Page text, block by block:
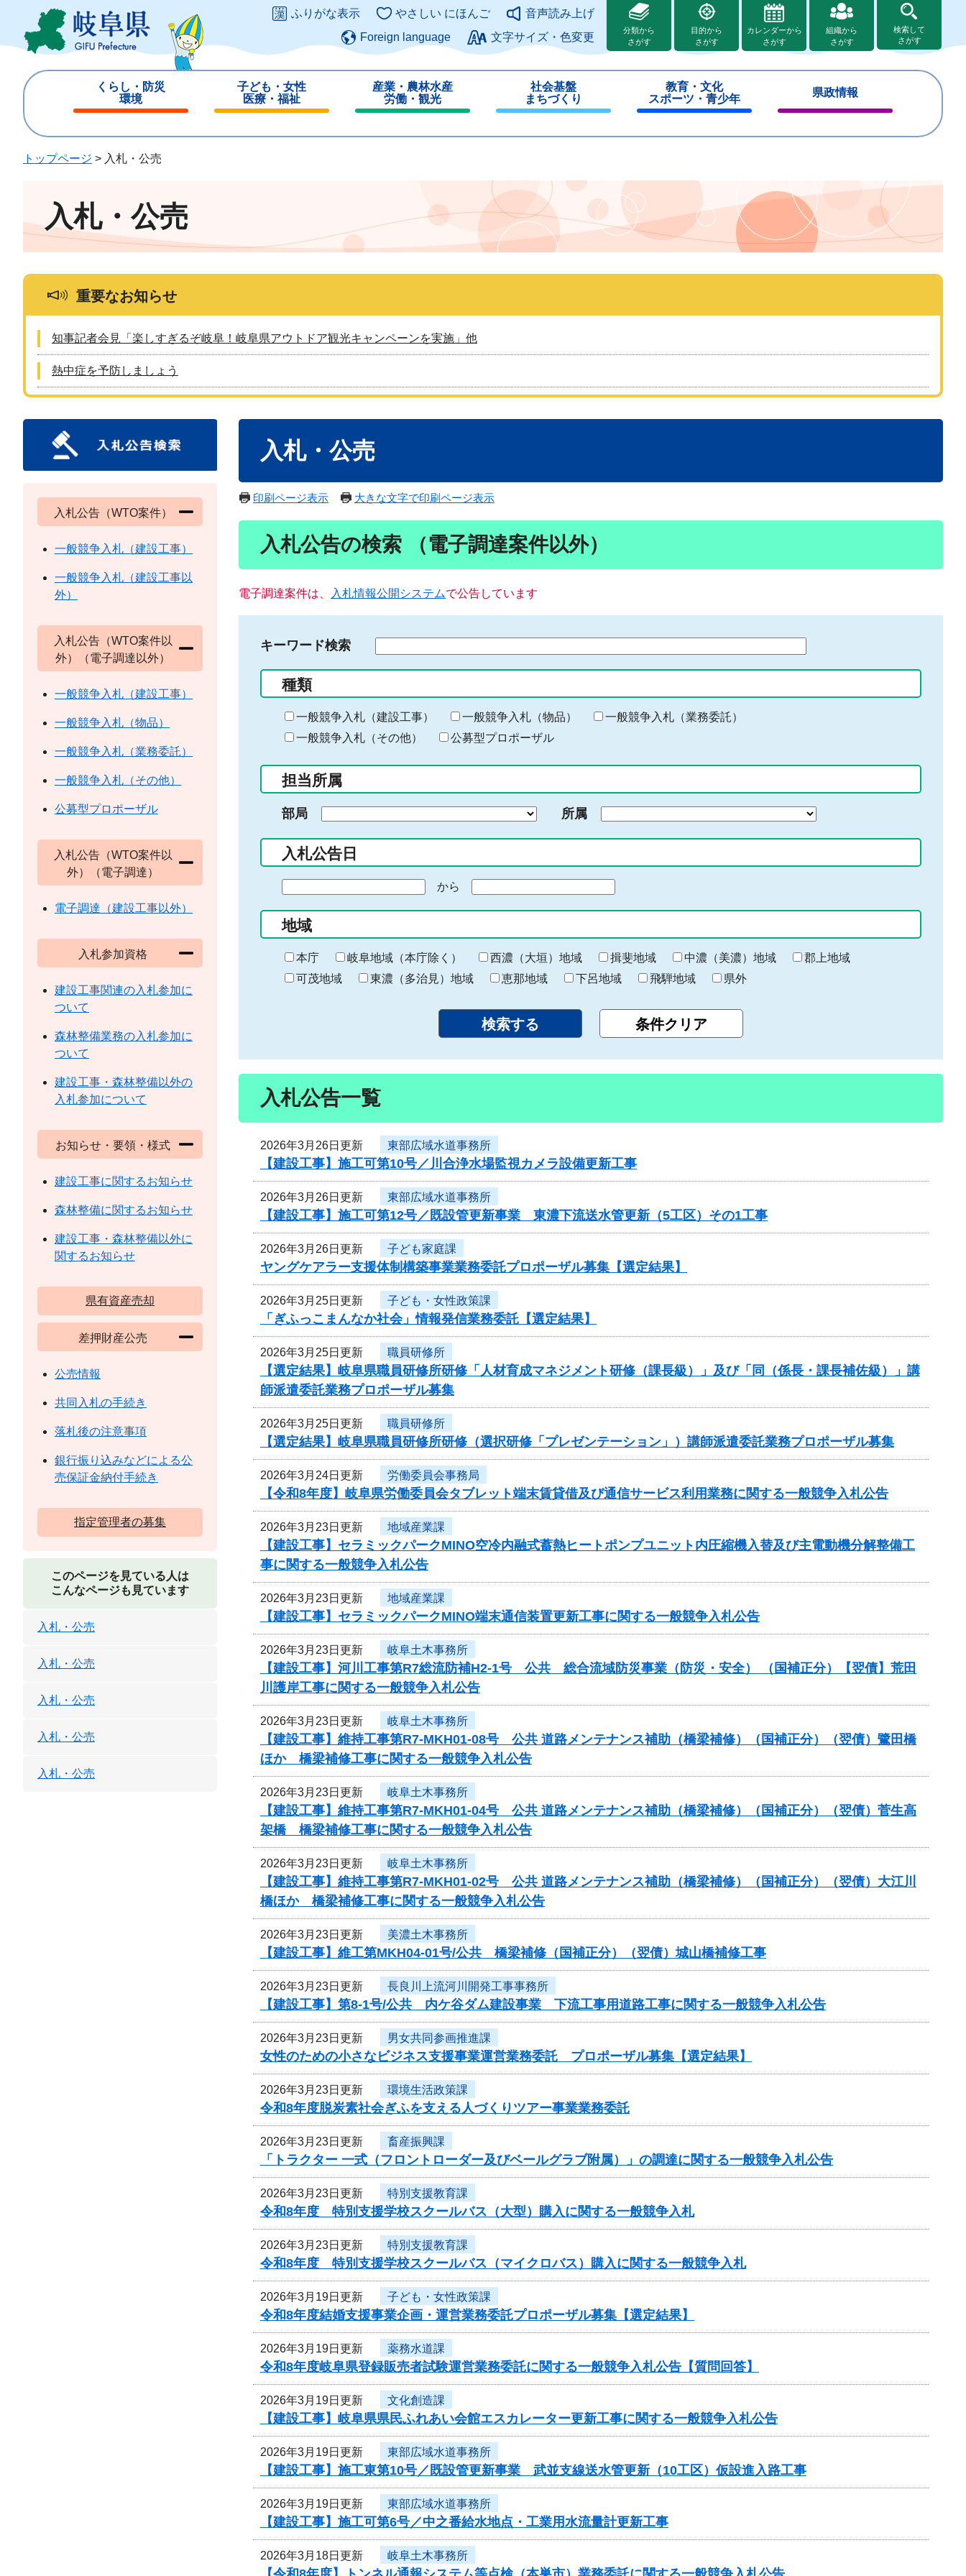
ジ
ュ
このページの本文へ
ふりがな表示 やさしい にほんご
音声読み上げ
Foreign language
文字サイズ・色変更
分類から
さがす
目的から
さがす
カレンダーから
さがす
組織から
さがす
検索して
さがす
くらし・防災
環境
じ
子ども・女性
医療・福祉
じ
産業・農林水産
労働・観光
じ
社会基盤
まちづくり
じ
教育・文化
スポーツ・青少年
じ
県政情報
じ
トップページ > 入札・公売
入札・公売
重要なお知らせ
知事記者会見「楽しすぎるぞ岐阜！岐阜県アウトドア観光キャンペーンを実施」他
熱中症を予防しましょう
入札・公売
印刷ページ表示 大きな文字で印刷ページ表示
入札公告の検索 （電子調達案件以外）
電子調達案件は、 入札情報公開システムで公告しています
キーワード検索
る
キ
ー
ー
入
力
種類
一般競争入札（建設工事） 一般競争入札（物品）
一般競争入札（業務委託）
一般競争入札（その他）
公募型プロポーザル
担当所属
部局 所属
入札公告日
の
始
ま
り
から
終
わ
り
地域
本庁 岐阜地域（本庁除く） 西濃（大垣）地域 揖斐地域 中濃（美濃）地域
郡上地域
可茂地域
東濃（多治見）地域 恵那地域 下呂地域 飛騨地域 県外
入札公告一覧
2026年3月26日更新 東部広域水道事務所
【建設工事】施工可第10号／川合浄水場監視カメラ設備更新工事
2026年3月26日更新 東部広域水道事務所
【建設工事】施工可第12号／既設管更新事業 東濃下流送水管更新（5工区）その1工事
2026年3月26日更新 子ども家庭課
ヤングケアラー支援体制構築事業業務委託プロポーザル募集【選定結果】
2026年3月25日更新 子ども・女性政策課
「ぎふっこまんなか社会」情報発信業務委託【選定結果】
2026年3月25日更新 職員研修所
【選定結果】岐阜県職員研修所研修「人材育成マネジメント研修（課長級）」及び「同（係長・課長補佐級）」講
師派遣委託業務プロポーザル募集
2026年3月25日更新 職員研修所
【選定結果】岐阜県職員研修所研修（選択研修「プレゼンテーション」）講師派遣委託業務プロポーザル募集
2026年3月24日更新 労働委員会事務局
【令和8年度】岐阜県労働委員会タブレット端末賃貸借及び通信サービス利用業務に関する一般競争入札公告
2026年3月23日更新 地域産業課
【建設工事】セラミックパークMINO空冷内融式蓄熱ヒートポンプユニット内圧縮機入替及び主電動機分解整備工
事に関する一般競争入札公告
2026年3月23日更新 地域産業課
【建設工事】セラミックパークMINO端末通信装置更新工事に関する一般競争入札公告
2026年3月23日更新 岐阜土木事務所
【建設工事】河川工事第R7総流防補H2-1号 公共 総合流域防災事業（防災・安全） （国補正分）【翌債】荒田
川護岸工事に関する一般競争入札公告
2026年3月23日更新 岐阜土木事務所
【建設工事】維持工事第R7-MKH01-08号 公共 道路メンテナンス補助（橋梁補修）（国補正分）（翌債）鷺田橋
ほか 橋梁補修工事に関する一般競争入札公告
2026年3月23日更新 岐阜土木事務所
【建設工事】維持工事第R7-MKH01-04号 公共 道路メンテナンス補助（橋梁補修）（国補正分）（翌債）菅生高
架橋 橋梁補修工事に関する一般競争入札公告
2026年3月23日更新 岐阜土木事務所
【建設工事】維持工事第R7-MKH01-02号 公共 道路メンテナンス補助（橋梁補修）（国補正分）（翌債）大江川
橋ほか 橋梁補修工事に関する一般競争入札公告
2026年3月23日更新 美濃土木事務所
【建設工事】維工第MKH04-01号/公共 橋梁補修（国補正分）（翌債）城山橋補修工事
2026年3月23日更新 長良川上流河川開発工事事務所
【建設工事】第8-1号/公共 内ケ谷ダム建設事業 下流工事用道路工事に関する一般競争入札公告
2026年3月23日更新 男女共同参画推進課
女性のための小さなビジネス支援事業運営業務委託 プロポーザル募集【選定結果】
2026年3月23日更新 環境生活政策課
令和8年度脱炭素社会ぎふを支える人づくりツアー事業業務委託
2026年3月23日更新 畜産振興課
「トラクター 一式（フロントローダー及びベールグラブ附属）」の調達に関する一般競争入札公告
2026年3月23日更新 特別支援教育課
令和8年度 特別支援学校スクールバス（大型）購入に関する一般競争入札
2026年3月23日更新 特別支援教育課
令和8年度 特別支援学校スクールバス（マイクロバス）購入に関する一般競争入札
2026年3月19日更新 子ども・女性政策課
令和8年度結婚支援事業企画・運営業務委託プロポーザル募集【選定結果】
2026年3月19日更新 薬務水道課
令和8年度岐阜県登録販売者試験運営業務委託に関する一般競争入札公告【質問回答】
2026年3月19日更新 文化創造課
【建設工事】岐阜県県民ふれあい会館エスカレーター更新工事に関する一般競争入札公告
2026年3月19日更新 東部広域水道事務所
【建設工事】施工東第10号／既設管更新事業 武並支線送水管更新（10工区）仮設進入路工事
2026年3月19日更新 東部広域水道事務所
【建設工事】施工可第6号／中之番給水地点・工業用水流量計更新工事
2026年3月18日更新 岐阜土木事務所
入札公告（WTO案件）
一般競争入札（建設工事）
一般競争入札（建設工事以
外）
入札公告（WTO案件以
外）（電子調達以外）
一般競争入札（建設工事）
一般競争入札（物品）
一般競争入札（業務委託）
一般競争入札（その他）
公募型プロポーザル
入札公告（WTO案件以
外）（電子調達）
電子調達（建設工事以外）
入札参加資格
建設工事関連の入札参加に
ついて
森林整備業務の入札参加に
ついて
建設工事・森林整備以外の
入札参加について
お知らせ・要領・様式
建設工事に関するお知らせ
森林整備に関するお知らせ
建設工事・森林整備以外に
関するお知らせ
県有資産売却
差押財産公売
公売情報
共同入札の手続き
落札後の注意事項
銀行振り込みなどによる公
売保証金納付手続き
指定管理者の募集
このページを見ている人は
こんなページも見ています
入札・公売
入札・公売
入札・公売
入札・公売
入札・公売